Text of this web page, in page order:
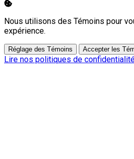
Nous utilisons des Témoins pour
expérience.
Réglage des Témoins Accepter les
Lire nos politiques de